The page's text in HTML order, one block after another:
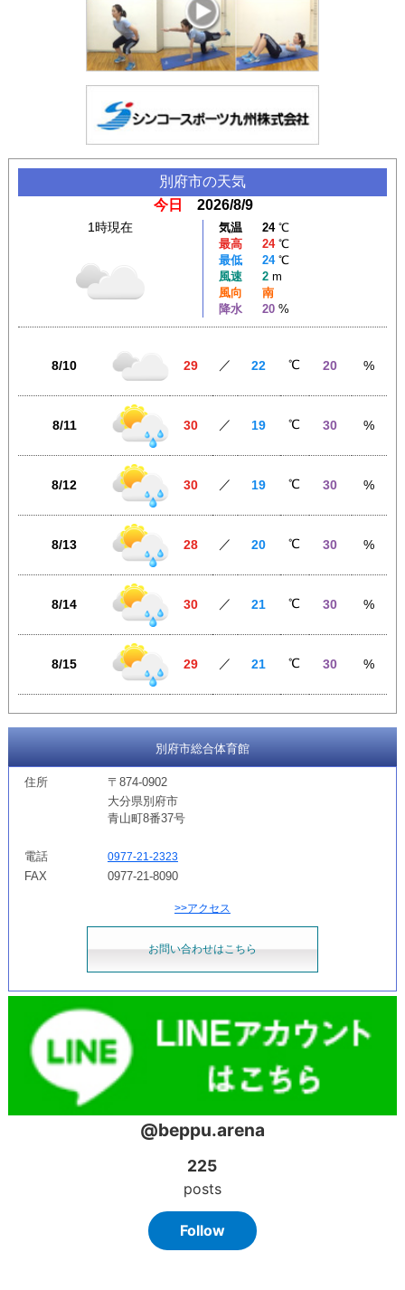
別府市の天気
今日2026/8/9
1時現在 気温 24℃
最高
24℃
最低
24℃
風速
2m
風向
南
降水
20%
8/10 29 ／ 22 ℃ 20 %
8/11 30 ／ 19 ℃ 30 %
8/12 30 ／ 19 ℃ 30 %
8/13 28 ／ 20 ℃ 30 %
8/14 30 ／ 21 ℃ 30 %
8/15 29 ／ 21 ℃ 30 %
別府市総合体育館
住所
〒874-0902
大分県別府市
青山町8番37号
電話 0977-21-2323
FAX 0977-21-8090
>>アクセス
お問い合わせはこちら